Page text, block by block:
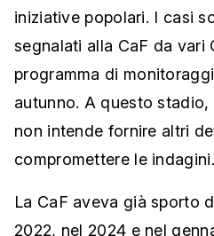
iniziative popolari. I casi
segnalati alla CaF da vari
programma di
autunno. A questo
non intende fornire altri
compromettere le indagini.
La CaF aveva già sporto
2022, nel 2024 e nel